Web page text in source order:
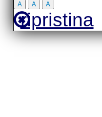
A
A A
ripristina